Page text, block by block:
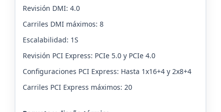
Revisión DMI: 4.0
Carriles DMI máximos: 8
Escalabilidad: 1S
Revisión PCI Express: PCIe 5.0 y PCIe 4.0
Configuraciones PCI Express: Hasta 1x16+4 y 2x8+4
Carriles PCI Express máximos: 20